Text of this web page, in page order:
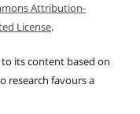
Attribution-
License.
its content based on
research favours a